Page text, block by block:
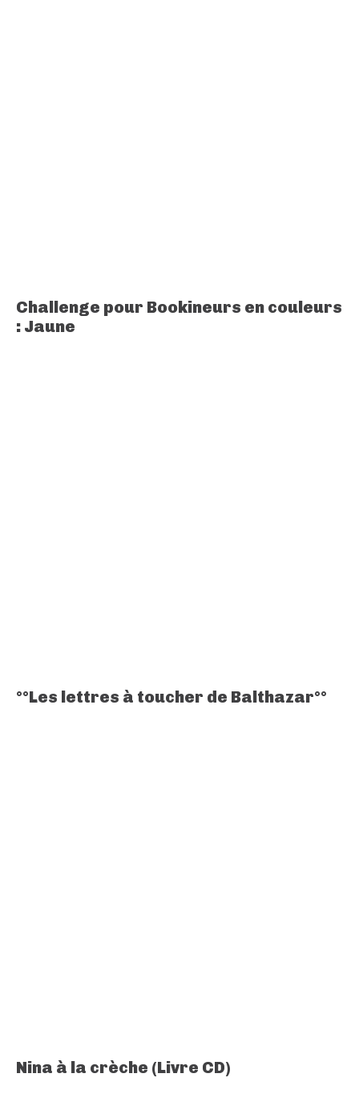
Challenge pour Bookineurs en couleurs
: Jaune
°°Les lettres à toucher de Balthazar°°
Nina à la crèche (Livre CD)